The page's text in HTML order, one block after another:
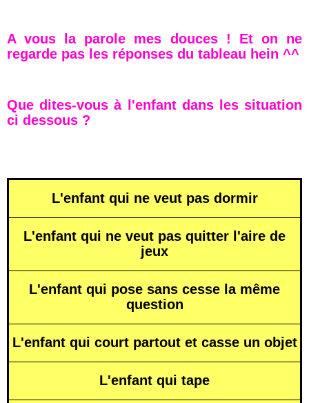
A vous la parole mes douces ! Et on ne
regarde pas les réponses du tableau hein ^^
Que dites-vous à l'enfant dans les situation
ci dessous ?
L'enfant qui ne veut pas dormir
L'enfant qui ne veut pas quitter l'aire de
jeux
L'enfant qui pose sans cesse la même
question
L'enfant qui court partout et casse un objet
L'enfant qui tape